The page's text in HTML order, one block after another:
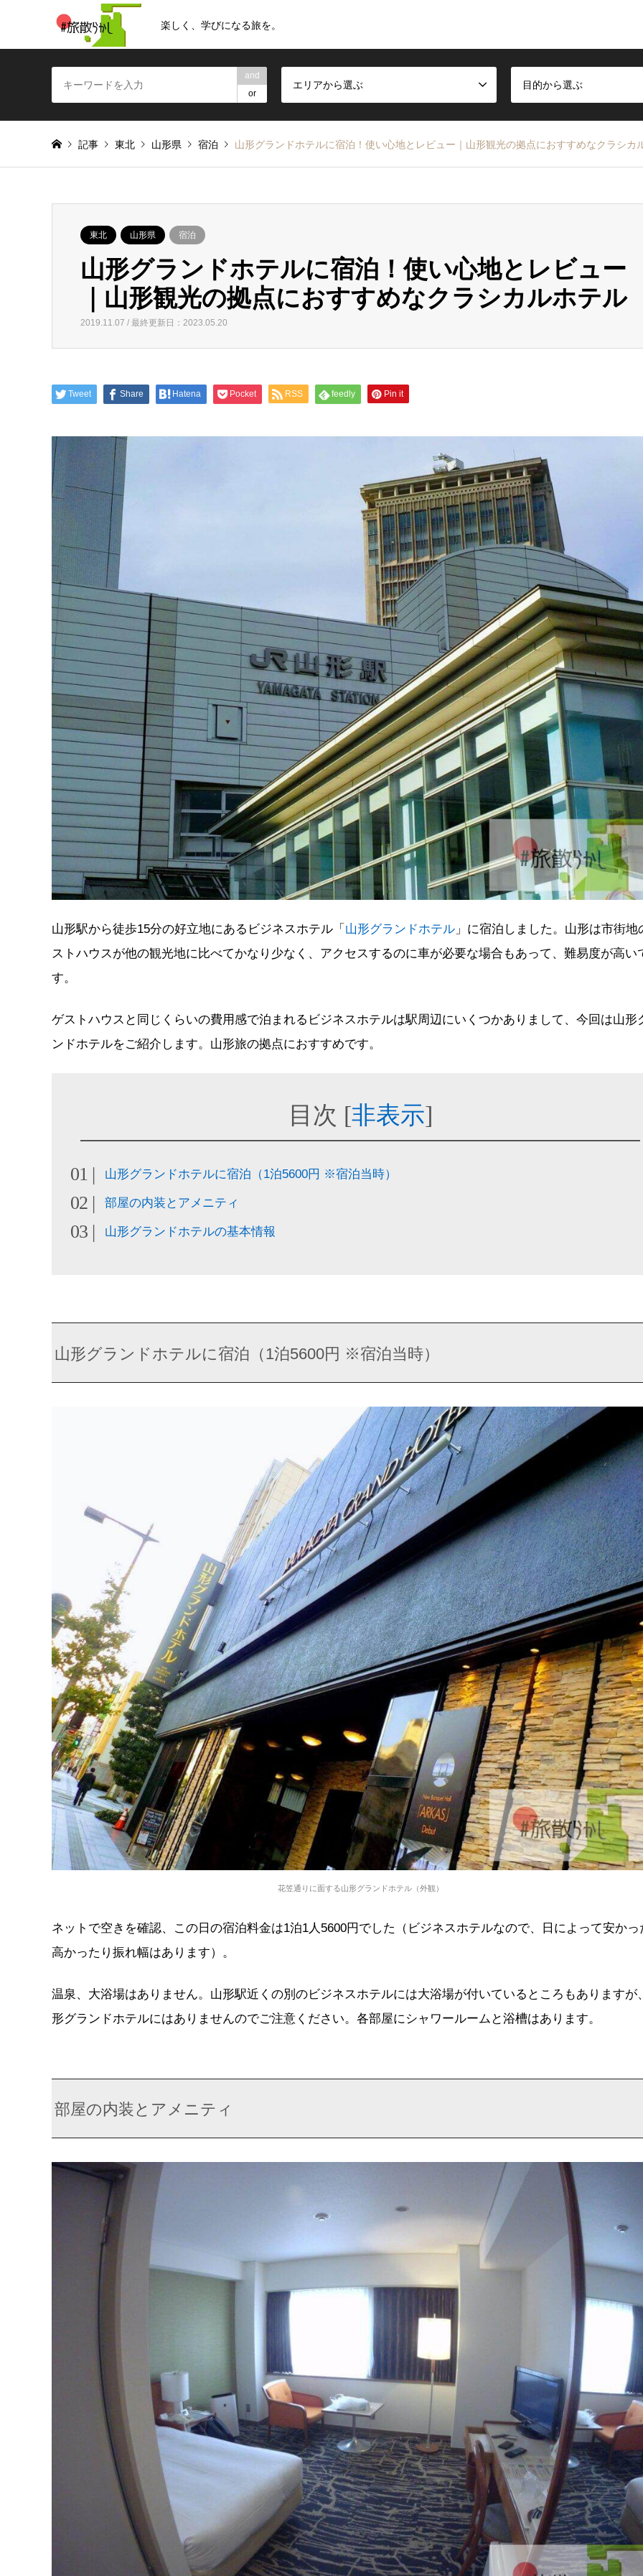
楽しく、学びになる旅を。
and
or
エリアから選ぶ 目的から選ぶ
記事 東北 山形県 宿泊 山形グランドホテルに宿泊！使い心地とレビュー｜山形観光の拠点におすすめなクラシカ
東北 山形県 宿泊
山形グランドホテルに宿泊！使い心地とレビュー
｜山形観光の拠点におすすめなクラシカルホテル
2019.11.07 / 最終更新日：2023.05.20
Tweet Share Hatena Pocket RSS feedly Pin it
山形駅から徒歩15分の好立地にあるビジネスホテル「 山形グランドホテル 」に宿泊しました。山形は市街地
ストハウスが他の観光地に比べてかなり少なく、アクセスするのに車が必要な場合もあって、難易度が高い
す。
ゲストハウスと同じくらいの費用感で泊まれるビジネスホテルは駅周辺にいくつかありまして、今回は山形
ンドホテルをご紹介します。山形旅の拠点におすすめです。
目次 [非表示]
山形グランドホテルに宿泊（1泊5600円 ※宿泊当時）
部屋の内装とアメニティ
山形グランドホテルの基本情報
山形グランドホテルに宿泊（1泊5600円 ※宿泊当時）
花笠通りに面する山形グランドホテル（外観）
ネットで空きを確認、この日の宿泊料金は1泊1人5600円でした（ビジネスホテルなので、日によって安かっ
高かったり振れ幅はあります）。
温泉、大浴場はありません。山形駅近くの別のビジネスホテルには大浴場が付いているところもありますが
形グランドホテルにはありませんのでご注意ください。各部屋にシャワールームと浴槽はあります。
部屋の内装とアメニティ